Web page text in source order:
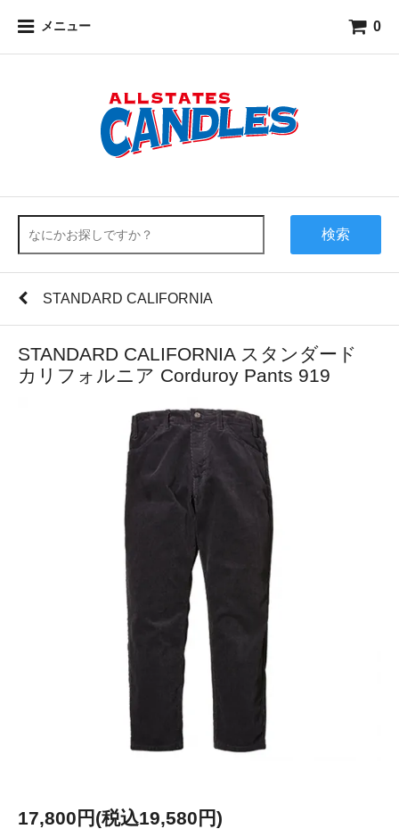
メニュー 0
検索
STANDARD CALIFORNIA
STANDARD CALIFORNIA スタンダード
カリフォルニア Corduroy Pants 919
17,800円(税込19,580円)